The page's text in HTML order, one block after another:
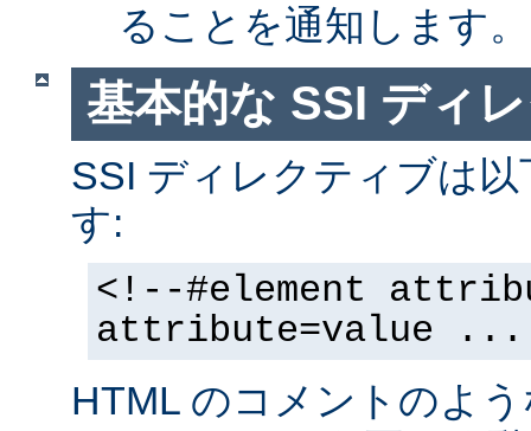
ることを通知します。
基本的な SSI ディ
SSI ディレクティブは
す:
<!--#element
attribute=value
HTML のコメントのよ